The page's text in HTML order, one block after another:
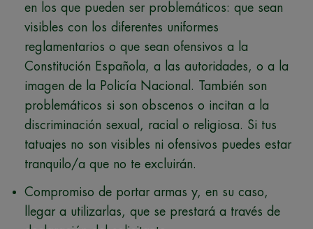
en los que pueden ser problemáticos: que sean
visibles con los diferentes uniformes
reglamentarios o que sean ofensivos a la
Constitución Española, a las autoridades, o a la
imagen de la Policía Nacional. También son
problemáticos si son obscenos o incitan a la
discriminación sexual, racial o religiosa. Si tus
tatuajes no son visibles ni ofensivos puedes estar
tranquilo/a que no te excluirán.
Compromiso de portar armas y, en su caso,
llegar a utilizarlas, que se prestará a través de